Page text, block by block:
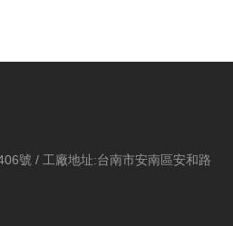
號 / 工廠地址:台南市安南區安和路